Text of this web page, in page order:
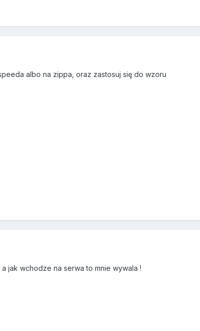
albo na zippa, oraz zastosuj się do wzoru
jak wchodze na serwa to mnie wywala !